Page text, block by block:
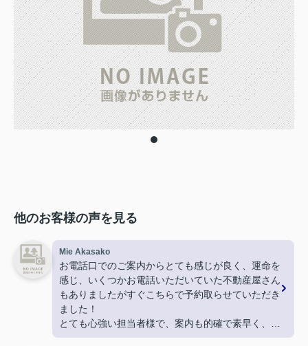
他のお客様の声を見る
Mie Akasako
お電話口でのご案内からとても感じが良く、運命を
感じ、いくつかお電話いただいていた不動産屋さん
もありましたがすぐこちらで予約取らせていただき
ました！
とても心強い担当者様で、案内も的確で素早く、
物件決定後も採寸に行ってくださったり